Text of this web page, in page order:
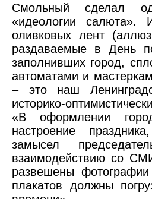
Смольный сделал
«идеологии
оливковых лент
раздаваемые в День
заполнивших город,
автоматами и
– это наш
историко-
«В оформлении
настроение
замысел
взаимодействию со
развешены
плакатов должны